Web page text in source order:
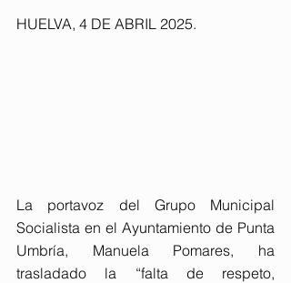
HUELVA, 4 DE ABRIL 2025.
La portavoz del Grupo Municipal
Socialista en el Ayuntamiento de Punta
Umbría, Manuela Pomares, ha
trasladado la “falta de respeto,